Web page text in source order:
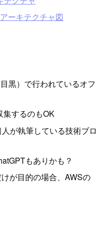
ーキテクチャ図
黒）で行われているオフ
集するのもOK
が執筆している技術ブロ
もありかも？
が目的の場合、AWSの